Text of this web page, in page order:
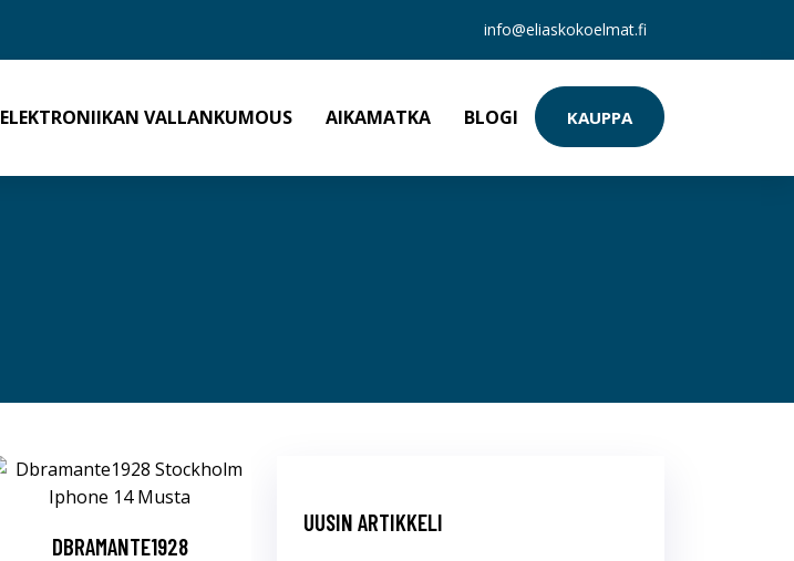
info@eliaskokoelmat.fi
ELEKTRONIIKAN VALLANKUMOUS AIKAMATKA BLOGI KAUPPA
UUSIN ARTIKKELI
DBRAMANTE1928